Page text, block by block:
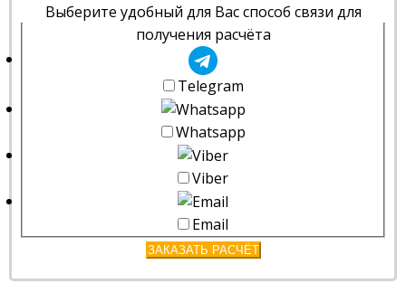
Выберите удобный для Вас способ связи для
получения расчёта
Telegram
Whatsapp
Viber
Email
ЗАКАЗАТЬ РАСЧЁТ